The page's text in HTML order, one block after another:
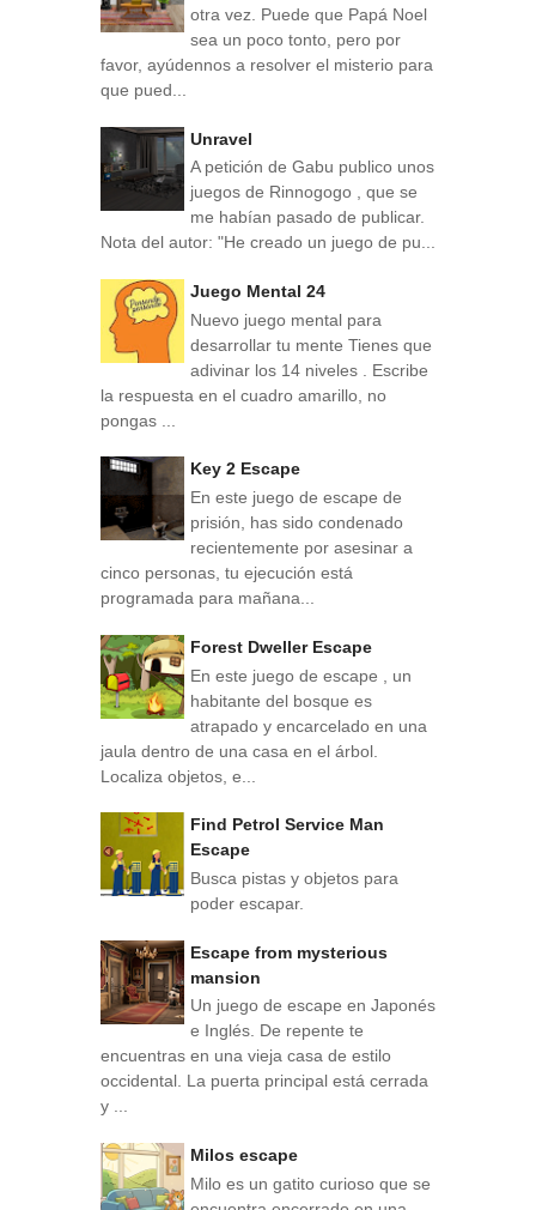
otra vez. Puede que Papá Noel
sea un poco tonto, pero por
favor, ayúdennos a resolver el misterio para
que pued...
Unravel
A petición de Gabu publico unos
juegos de Rinnogogo , que se
me habían pasado de publicar.
Nota del autor: "He creado un juego de pu...
Juego Mental 24
Nuevo juego mental para
desarrollar tu mente Tienes que
adivinar los 14 niveles . Escribe
la respuesta en el cuadro amarillo, no
pongas ...
Key 2 Escape
En este juego de escape de
prisión, has sido condenado
recientemente por asesinar a
cinco personas, tu ejecución está
programada para mañana...
Forest Dweller Escape
En este juego de escape , un
habitante del bosque es
atrapado y encarcelado en una
jaula dentro de una casa en el árbol.
Localiza objetos, e...
Find Petrol Service Man
Escape
Busca pistas y objetos para
poder escapar.
Escape from mysterious
mansion
Un juego de escape en Japonés
e Inglés. De repente te
encuentras en una vieja casa de estilo
occidental. La puerta principal está cerrada
y ...
Milos escape
Milo es un gatito curioso que se